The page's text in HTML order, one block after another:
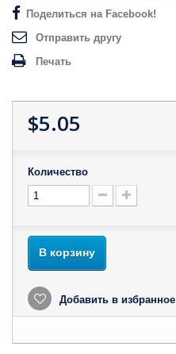
Поделиться на Facebook!
Отправить другу
Печать
$5.05
Количество
В корзину
Добавить в избранное